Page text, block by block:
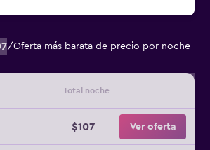
/Oferta más barata de precio por noche
Total noche
$107 Ver oferta